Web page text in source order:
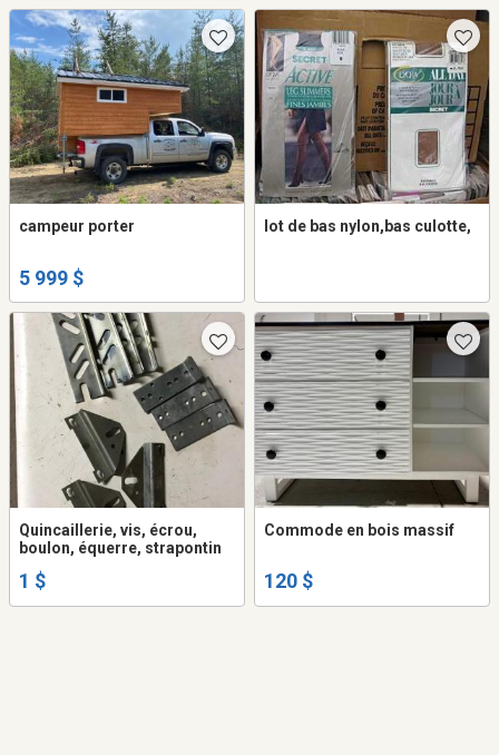
campeur porter
5 999 $
lot de bas nylon,bas culotte,
Quincaillerie, vis, écrou,
boulon, équerre, strapontin
1 $
Commode en bois massif
120 $